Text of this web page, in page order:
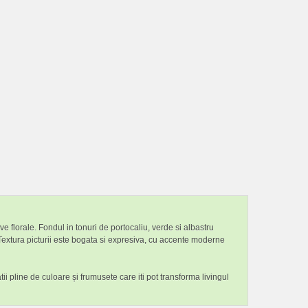
florale. Fondul in tonuri de portocaliu, verde si albastru
picturii este bogata si expresiva, cu accente moderne
pline de culoare și frumusete care iti pot transforma livingul